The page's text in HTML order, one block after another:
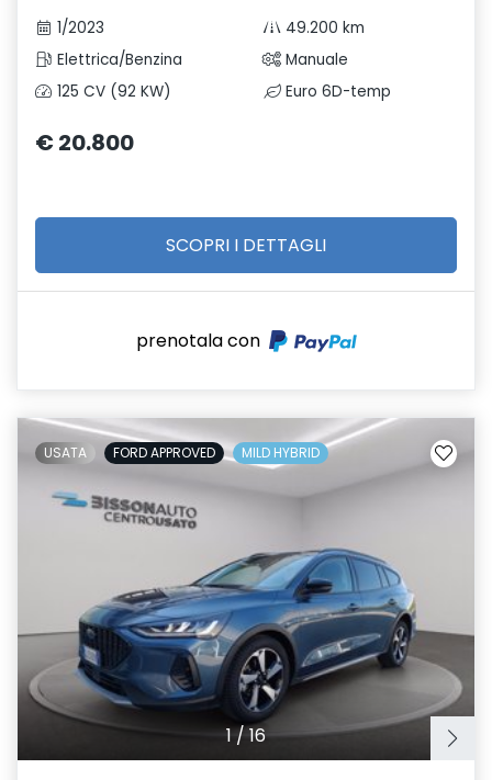
1/2023
49.200 km
Elettrica/Benzina
Manuale
125 CV (92 KW)
Euro 6D-temp
€ 20.800
SCOPRI I DETTAGLI
prenotala con
1/16
USATA FORD APPROVED MILD HYBRID